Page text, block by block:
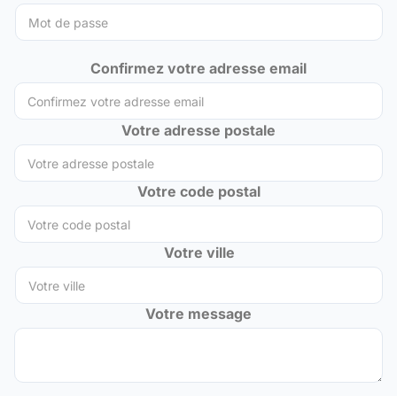
Confirmez votre adresse email
Votre adresse postale
Votre code postal
Votre ville
Votre message